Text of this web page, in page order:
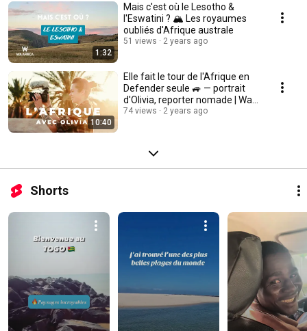
1:32
Mais c'est où le Lesotho &
l'Eswatini ? 🏔️ Les royaumes
oubliés d'Afrique australe
51 views 2 years ago
10:40
Elle fait le tour de l'Afrique en
Defender seule 🚙 — portrait
d'Olivia, reporter nomade | Wa
Africa
74 views 2 years ago
Shorts